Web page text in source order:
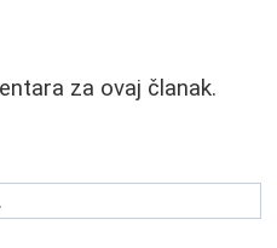
za ovaj članak.